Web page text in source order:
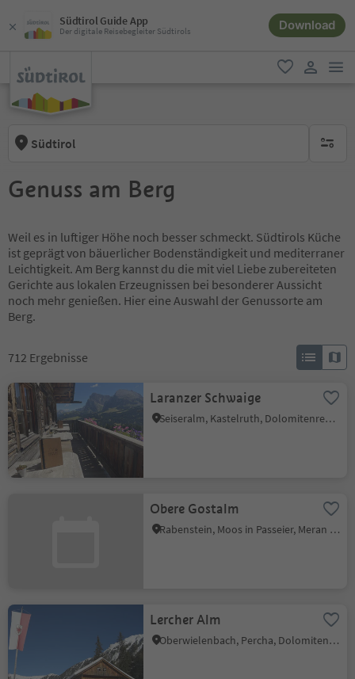
Südtirol Guide App
Der digitale Reisebegleiter Südtirols Download
favorit
Südtirol keine
Genuss am Berg
Weil es in luftiger Höhe noch besser schmeckt. Südtirols Küche
ist geprägt von bäuerlicher Bodenständigkeit und mediterraner
Leichtigkeit. Am Berg kannst du die mit viel Liebe zubereiteten
Gerichte aus lokalen Erzeugnissen bei besonderer Aussicht
noch mehr genießen. Hier eine Auswahl der Genussorte am
Berg.
712 Ergebnisse
Laranzer Schwaige
Seiseralm, Kastelruth, Dolomitenregion Seiser Alm
Obere Gostalm
Rabenstein, Moos in Passeier, Meran und Umgebung
Lercher Alm
Oberwielenbach, Percha, Dolomitenregion Kronplatz